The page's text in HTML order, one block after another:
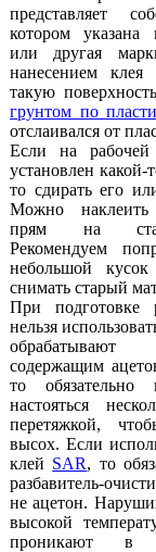
представляет
котором указана
или другая
нанесением клея
такую
грунтом по
отслаивался от
Если на рабочей
установлен какой-
то сдирать его
Можно
прям на
Рекомендуем
небольшой
снимать старый
При подготовке
нельзя
обрабатывают
содержащим
то
настояться
перетяжкой,
высох. Если
клей SAR, то
разбавитель-
не ацетон.
высокой
проникают в